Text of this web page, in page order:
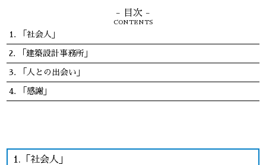
- 目次 -
CONTENTS
「社会人」
「建築設計事務所」
「人との出会い」
「感謝」
1.「社会人」